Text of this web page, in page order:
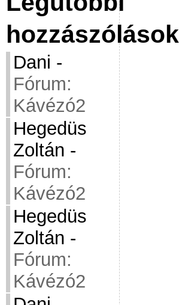
hozzászólások
Dani -
Fórum:
Kávézó2
Hegedüs
Zoltán -
Fórum:
Kávézó2
Hegedüs
Zoltán -
Fórum:
Kávézó2